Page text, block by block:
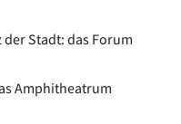
der Stadt: das Forum
Amphitheatrum